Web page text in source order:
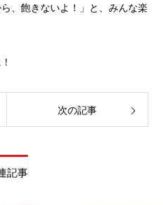
、飽きないよ！」と、みんな楽
次の記事
記事